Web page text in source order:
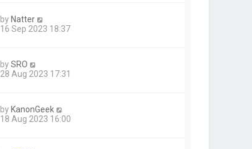
by Natter
16 Sep 2023 18:37
bySRO
28 Aug 2023 17:31
by KanonGeek
18 Aug 2023 16:00